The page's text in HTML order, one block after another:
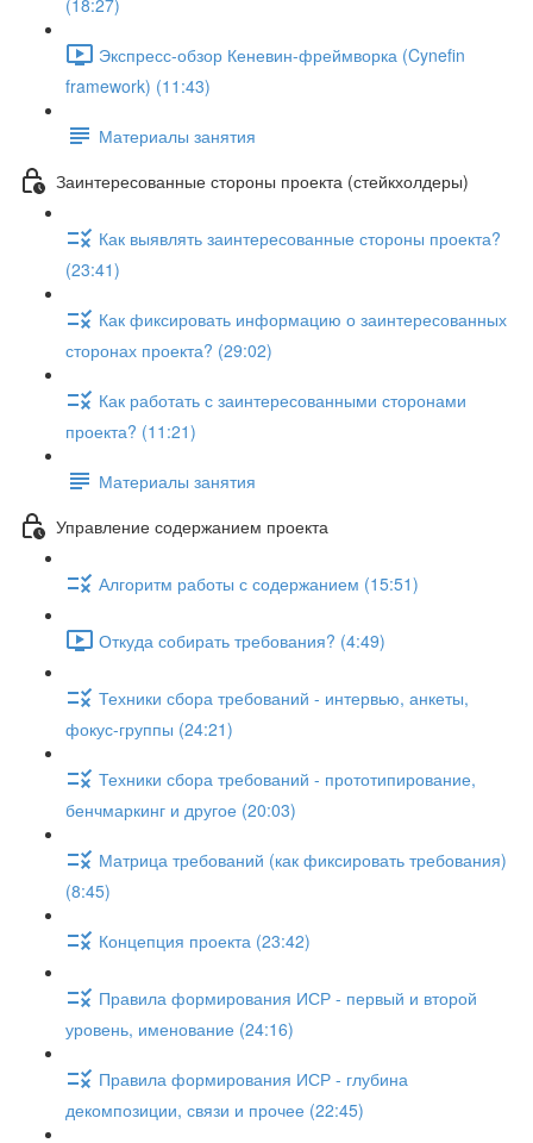
(18:27)
Экспресс-обзор Кеневин-фреймворка (Cynefin
framework) (11:43)
Материалы занятия
Заинтересованные стороны проекта (стейкхолдеры)
Как выявлять заинтересованные стороны проекта?
(23:41)
Как фиксировать информацию о заинтересованных
сторонах проекта? (29:02)
Как работать с заинтересованными сторонами
проекта? (11:21)
Материалы занятия
Управление содержанием проекта
Алгоритм работы с содержанием (15:51)
Откуда собирать требования? (4:49)
Техники сбора требований - интервью, анкеты,
фокус-группы (24:21)
Техники сбора требований - прототипирование,
бенчмаркинг и другое (20:03)
Матрица требований (как фиксировать требования)
(8:45)
Концепция проекта (23:42)
Правила формирования ИСР - первый и второй
уровень, именование (24:16)
Правила формирования ИСР - глубина
декомпозиции, связи и прочее (22:45)